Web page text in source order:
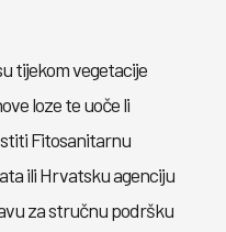
tijekom vegetacije
loze te uoče li
Fitosanitarnu
ili Hrvatsku agenciju
za stručnu podršku